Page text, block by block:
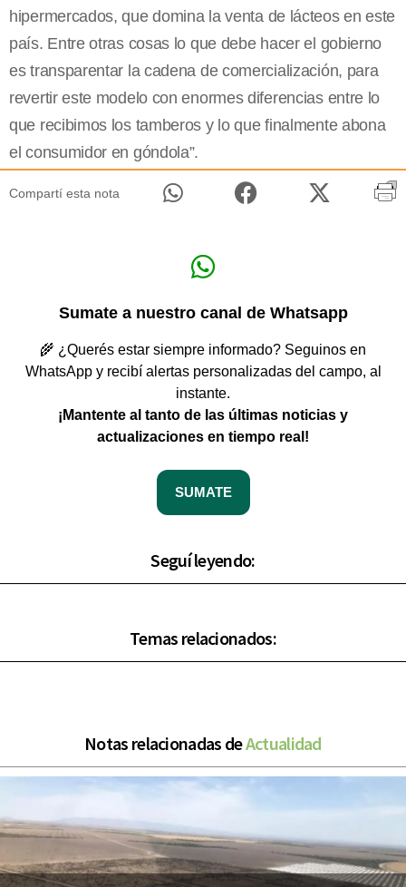
hipermercados, que domina la venta de lácteos en este
país. Entre otras cosas lo que debe hacer el gobierno
es transparentar la cadena de comercialización, para
revertir este modelo con enormes diferencias entre lo
que recibimos los tamberos y lo que finalmente abona
el consumidor en góndola”.
Compartí esta nota
Sumate a nuestro canal de Whatsapp
🌾 ¿Querés estar siempre informado? Seguinos en
WhatsApp y recibí alertas personalizadas del campo, al
instante.
¡Mantente al tanto de las últimas noticias y
actualizaciones en tiempo real!
SUMATE
Seguí leyendo:
Temas relacionados:
Notas relacionadas deActualidad